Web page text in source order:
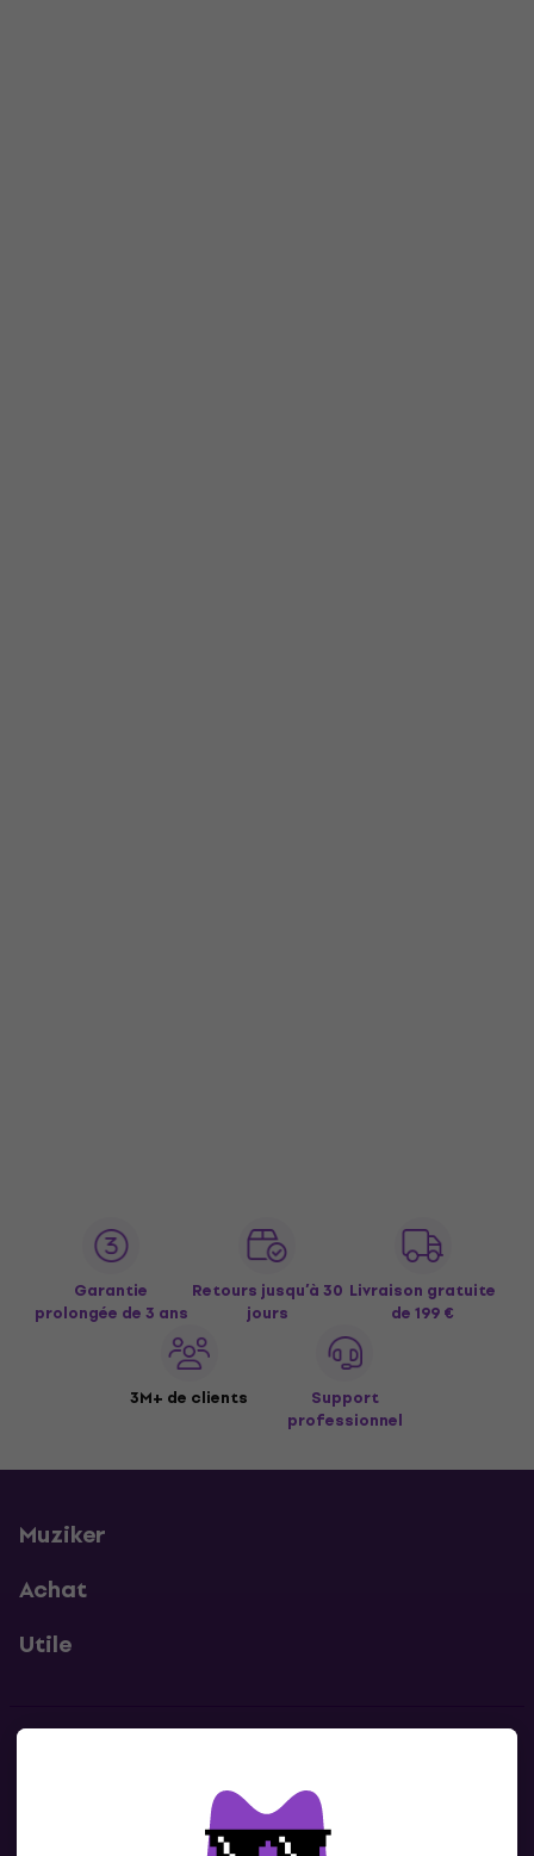
Garantie
prolongée de 3 ans
Retours jusqu’à 30
jours
Livraison gratuite
de 199 €
3M+ de clients
Support
professionnel
Muziker
Achat
Utile
Contacte nous